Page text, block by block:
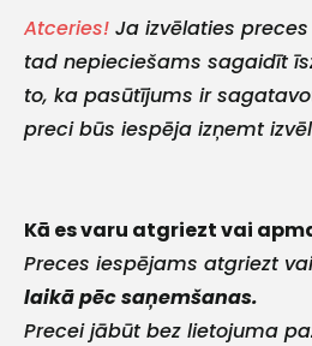
Atceries! Ja izvēlaties
tad nepieciešams sagaidīt
to, ka pasūtījums ir
preci būs iespēja izņemt
Kā es varu atgriezt vai
Preces iespējams atgriezt
laikā pēc saņemšanas.
Precei jābūt bez lietojuma